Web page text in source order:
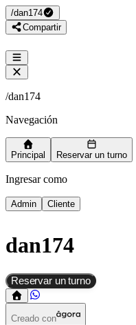
/dan174
Compartir
/dan174
Navegación
Principal Reservar un turno
Ingresar como
Admin Cliente
dan174
Reservar un turno
Creado con